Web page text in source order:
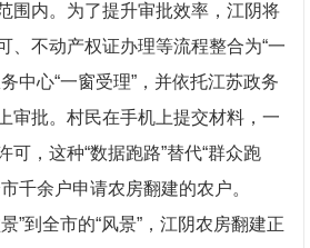
围内。为了提升审批效率，江阴将
、不动产权证办理等流程整合为“一
中心“一窗受理”，并依托江苏政务
审批。村民在手机上提交材料，一
可，这种“数据跑路”替代“群众跑
千余户申请农房翻建的农户。
”到全市的“风景”，江阴农房翻建正